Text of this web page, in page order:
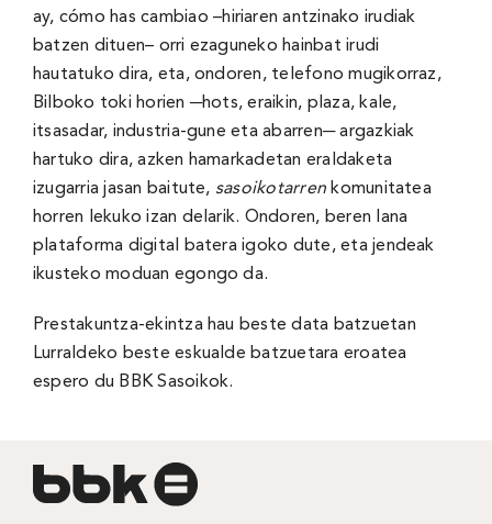
ay, cómo has cambiao –hiriaren antzinako irudiak
batzen dituen– orri ezaguneko hainbat irudi
hautatuko dira, eta, ondoren, telefono mugikorraz,
Bilboko toki horien ─hots, eraikin, plaza, kale,
itsasadar, industria-gune eta abarren─ argazkiak
hartuko dira, azken hamarkadetan eraldaketa
izugarria jasan baitute, sasoikotarren komunitatea
horren lekuko izan delarik. Ondoren, beren lana
plataforma digital batera igoko dute, eta jendeak
ikusteko moduan egongo da.
Prestakuntza-ekintza hau beste data batzuetan
Lurraldeko beste eskualde batzuetara eroatea
espero du BBK Sasoikok.